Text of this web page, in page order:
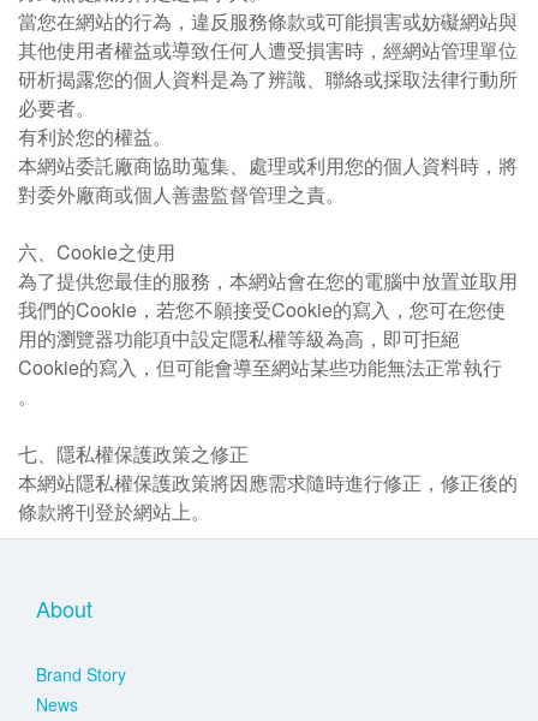
當您在網站的行為，違反服務條款或可能損害或妨礙網站與
其他使用者權益或導致任何人遭受損害時，經網站管理單位
研析揭露您的個人資料是為了辨識、聯絡或採取法律行動所
必要者。
有利於您的權益。
本網站委託廠商協助蒐集、處理或利用您的個人資料時，將
對委外廠商或個人善盡監督管理之責。
六、Cookie之使用
為了提供您最佳的服務，本網站會在您的電腦中放置並取用
我們的Cookie，若您不願接受Cookie的寫入，您可在您使
用的瀏覽器功能項中設定隱私權等級為高，即可拒絕
Cookie的寫入，但可能會導至網站某些功能無法正常執行
。
七、隱私權保護政策之修正
本網站隱私權保護政策將因應需求隨時進行修正，修正後的
條款將刊登於網站上。
About
Brand Story
News